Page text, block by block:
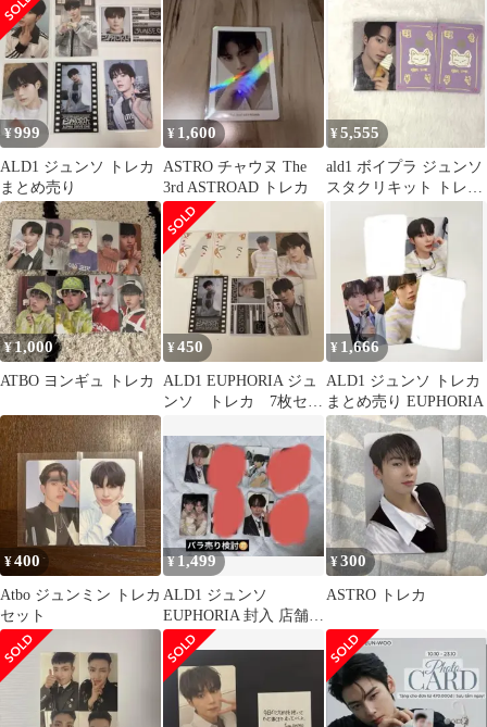
¥999
ALD1 ジュンソ トレカ
まとめ売り
¥ 1,600
ASTRO チャウヌ The
3rd ASTROAD トレカ
¥5,555
ald1 ボイプラ ジュンソ
スタクリキット トレカ
¥1,000
ATBO ヨンギュ トレカ
¥450
ALD1 EUPHORIA ジュ
ンソ トレカ 7枚セッ
¥ 1,666
ALD1 ジュンソ トレカ
まとめ売り EUPHORIA
¥400
Atbo ジュンミン トレカ
セット
¥1,499
ALD1 ジュンソ
EUPHORIA 封入 店舗特
典 トレカ まとめ売り
¥300
ASTRO トレカ